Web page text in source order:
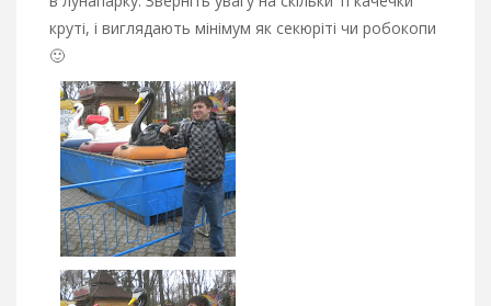
круті, і виглядають мінімум як секюріті чи робокопи
🙂